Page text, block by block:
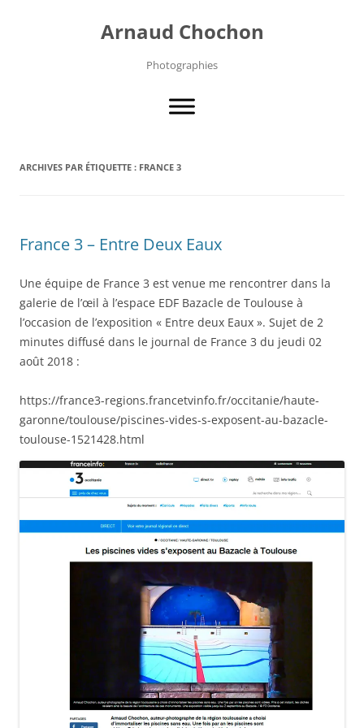
Arnaud Chochon
Photographies
ARCHIVES PAR ÉTIQUETTE : FRANCE 3
France 3 – Entre Deux Eaux
Une équipe de France 3 est venue me rencontrer dans la
galerie de l’œil à l’espace EDF Bazacle de Toulouse à
l’occasion de l’exposition « Entre deux Eaux ». Sujet de 2
minutes diffusé dans le journal de France 3 du jeudi 02
août 2018 :
https://france3-regions.francetvinfo.fr/occitanie/haute-
garonne/toulouse/piscines-vides-s-exposent-au-bazacle-
toulouse-1521428.html